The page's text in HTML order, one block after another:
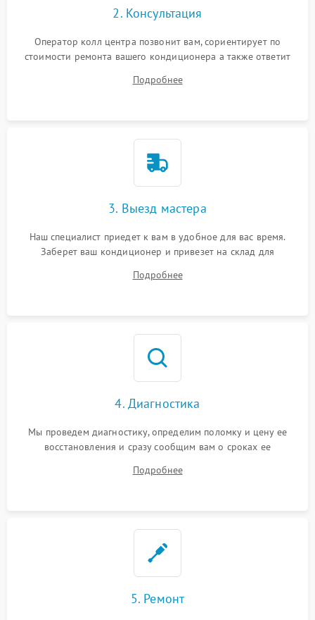
2. Консультация
Оператор колл центра позвонит вам, сориентирует по
стоимости ремонта вашего кондиционера а также ответит
Подробнее
3. Выезд мастера
Наш специалист приедет к вам в удобное для вас время.
Заберет ваш кондиционер и привезет на склад для
Подробнее
4. Диагностика
Мы проведем диагностику, определим поломку и цену ее
восстановления и сразу сообщим вам о сроках ее
Подробнее
5. Ремонт